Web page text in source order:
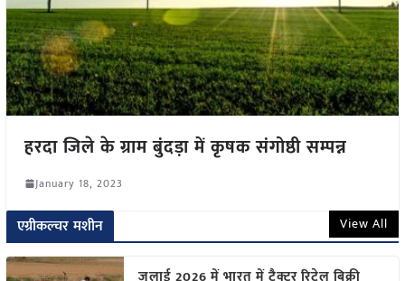
हरदा जिले के ग्राम बुंदड़ा में कृषक संगोष्ठी सम्पन्न
January 18, 2023
एग्रीकल्चर मशीन View All